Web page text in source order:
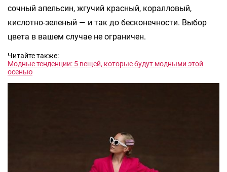
сочный апельсин, жгучий красный, коралловый,
кислотно-зеленый — и так до бесконечности. Выбор
цвета в вашем случае не ограничен.
Читайте также:
Модные тенденции: 5 вещей, которые будут модными этой
осенью